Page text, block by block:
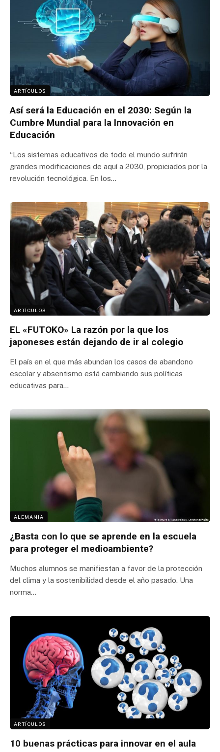
ARTÍCULOS
Así será la Educación en el 2030: Según la
Cumbre Mundial para la Innovación en
Educación
“Los sistemas educativos de todo el mundo sufrirán
grandes modificaciones de aquí a 2030, propiciados por la
revolución tecnológica. En los…
ARTÍCULOS
EL «FUTOKO» La razón por la que los
japoneses están dejando de ir al colegio
El país en el que más abundan los casos de abandono
escolar y absentismo está cambiando sus políticas
educativas para…
ALEMANIA
¿Basta con lo que se aprende en la escuela
para proteger el medioambiente?
Muchos alumnos se manifiestan a favor de la protección
del clima y la sostenibilidad desde el año pasado. Una
norma…
ARTÍCULOS
10 buenas prácticas para innovar en el aula